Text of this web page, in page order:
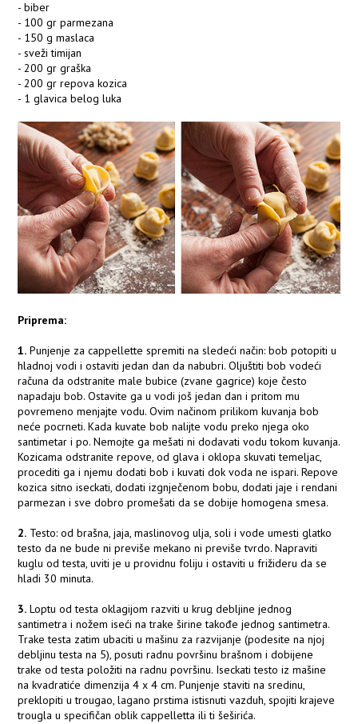
- biber
- 100 gr parmezana
- 150 g maslaca
- sveži timijan
- 200 gr graška
- 200 gr repova kozica
- 1 glavica belog luka
Priprema:
1. Punjenje za cappellette spremiti na sledeći način: bob potopiti u
hladnoj vodi i ostaviti jedan dan da nabubri. Oljuštiti bob vodeći
računa da odstranite male bubice (zvane gagrice) koje često
napadaju bob. Ostavite ga u vodi još jedan dan i pritom mu
povremeno menjajte vodu. Ovim načinom prilikom kuvanja bob
neće pocrneti. Kada kuvate bob nalijte vodu preko njega oko
santimetar i po. Nemojte ga mešati ni dodavati vodu tokom kuvanja.
Kozicama odstranite repove, od glava i oklopa skuvati temeljac,
procediti ga i njemu dodati bob i kuvati dok voda ne ispari. Repove
kozica sitno iseckati, dodati izgnječenom bobu, dodati jaje i rendani
parmezan i sve dobro promešati da se dobije homogena smesa.
2. Testo: od brašna, jaja, maslinovog ulja, soli i vode umesti glatko
testo da ne bude ni previše mekano ni previše tvrdo. Napraviti
kuglu od testa, uviti je u providnu foliju i ostaviti u frižideru da se
hladi 30 minuta.
3. Loptu od testa oklagijom razviti u krug debljine jednog
santimetra i nožem iseći na trake širine takođe jednog santimetra.
Trake testa zatim ubaciti u mašinu za razvijanje (podesite na njoj
debljinu testa na 5), posuti radnu površinu brašnom i dobijene
trake od testa položiti na radnu površinu. Iseckati testo iz mašine
na kvadratiće dimenzija 4 x 4 cm. Punjenje staviti na sredinu,
preklopiti u trougao, lagano prstima istisnuti vazduh, spojiti krajeve
trougla u specifičan oblik cappelletta ili ti šeširića.